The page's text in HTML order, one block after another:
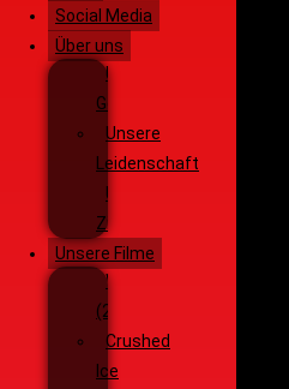
Social Media
Über uns
Unsere
Geschichte
Unsere
Leidenschaft
Unsere
Ziele
Unsere Filme
Wenja
(2025)
Crushed
Ice